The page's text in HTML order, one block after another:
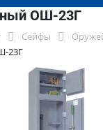
ОШ-23Г
Сейфы
23Г